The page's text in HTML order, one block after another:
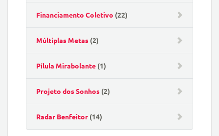
Financiamento Coletivo (22)
Múltiplas Metas (2)
Pílula Mirabolante (1)
Projeto dos Sonhos (2)
Radar Benfeitor (14)